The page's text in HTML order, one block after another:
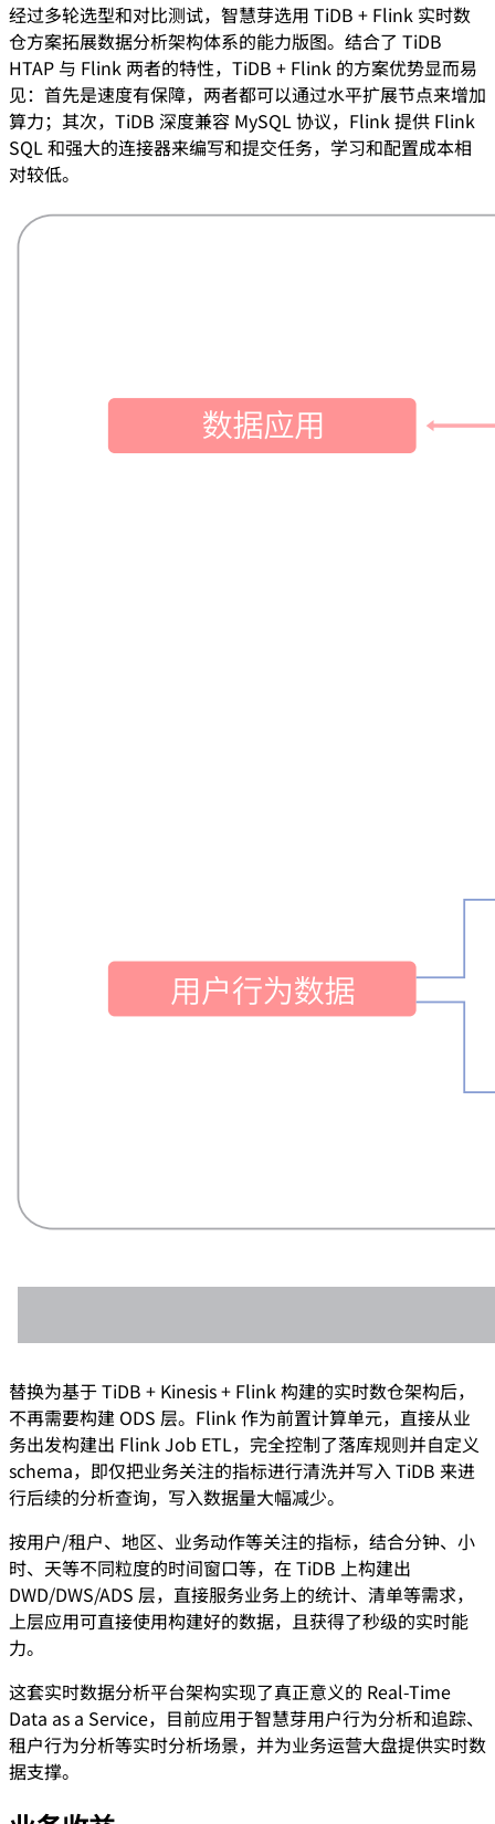
经过多轮选型和对比测试，智慧芽选用 TiDB + Flink 实时数
仓方案拓展数据分析架构体系的能力版图。结合了 TiDB
HTAP 与 Flink 两者的特性，TiDB + Flink 的方案优势显而易
见：首先是速度有保障，两者都可以通过水平扩展节点来增加
算力；其次，TiDB 深度兼容 MySQL 协议，Flink 提供 Flink
SQL 和强大的连接器来编写和提交任务，学习和配置成本相
对较低。
替换为基于 TiDB + Kinesis + Flink 构建的实时数仓架构后，
不再需要构建 ODS 层。Flink 作为前置计算单元，直接从业
务出发构建出 Flink Job ETL，完全控制了落库规则并自定义
schema，即仅把业务关注的指标进行清洗并写入 TiDB 来进
行后续的分析查询，写入数据量大幅减少。
按用户/租户、地区、业务动作等关注的指标，结合分钟、小
时、天等不同粒度的时间窗口等，在 TiDB 上构建出
DWD/DWS/ADS 层，直接服务业务上的统计、清单等需求，
上层应用可直接使用构建好的数据，且获得了秒级的实时能
力。
这套实时数据分析平台架构实现了真正意义的 Real-Time
Data as a Service，目前应用于智慧芽用户行为分析和追踪、
租户行为分析等实时分析场景，并为业务运营大盘提供实时数
据支撑。